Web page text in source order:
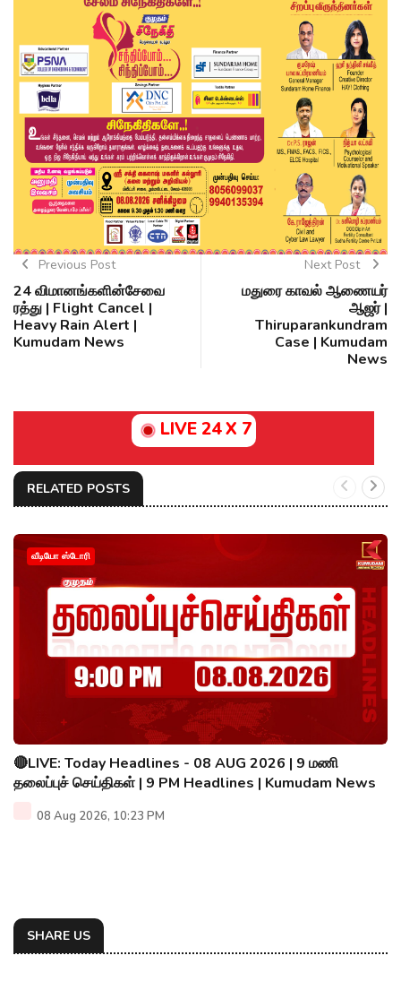
Previous Post
24 விமானங்களின்சேவை
ரத்து | Flight Cancel |
Heavy Rain Alert |
Kumudam News
Next Post
மதுரை காவல் ஆணையர்
ஆஜர் |
Thiruparankundram
Case | Kumudam
News
LIVE 24 X 7
RELATED POSTS
வீடியோ ஸ்டோரி
🔴LIVE: Today Headlines - 08 AUG 2026 | 9 மணி
தலைப்புச் செய்திகள் | 9 PM Headlines | Kumudam News
08 Aug 2026, 10:23 PM
SHARE US